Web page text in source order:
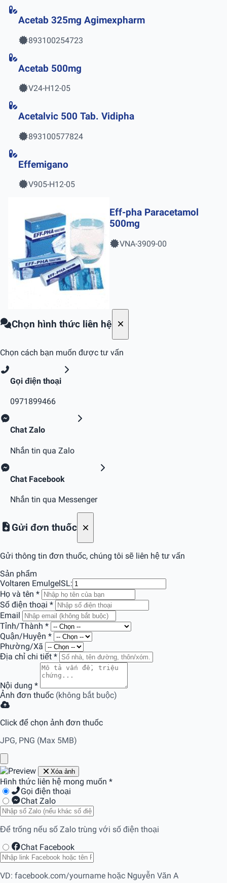
Acetab 325mg Agimexpharm
893100254723
Acetab 500mg
V24-H12-05
Acetalvic 500 Tab. Vidipha
893100577824
Effemigano
V905-H12-05
Eff-pha Paracetamol
500mg
VNA-3909-00
Chọn hình thức liên hệ
Chọn cách bạn muốn được tư vấn
Gọi điện thoại
0971899466
Chat Zalo
Nhắn tin qua Zalo
Chat Facebook
Nhắn tin qua Messenger
Gửi đơn thuốc
Gửi thông tin đơn thuốc, chúng tôi sẽ liên hệ tư vấn
Sản phẩm
Voltaren EmulgelSL:
Họ và tên *
Số điện thoại *
Email
Tỉnh/Thành *
Quận/Huyện *
Phường/Xã
Địa chỉ chi tiết *
Nội dung *
Ảnh đơn thuốc (không bắt buộc)
Click để chọn ảnh đơn thuốc
JPG, PNG (Max 5MB)
Xóa ảnh
Hình thức liên hệ mong muốn *
Gọi điện thoại
Chat Zalo
Để trống nếu số Zalo trùng với số điện thoại
Chat Facebook
VD: facebook.com/yourname hoặc Nguyễn Văn A